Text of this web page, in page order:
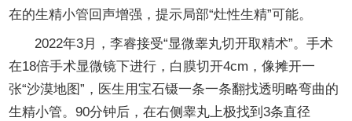
在的生精小管回声增强，提示局部“灶性生精”可能。
2022年3月，李睿接受“显微睾丸切开取精术”。手术
在18倍手术显微镜下进行，白膜切开4cm，像摊开一
张“沙漠地图”，医生用宝石镊一条一条翻找透明略弯曲的
生精小管。90分钟后，在右侧睾丸上极找到3条直径